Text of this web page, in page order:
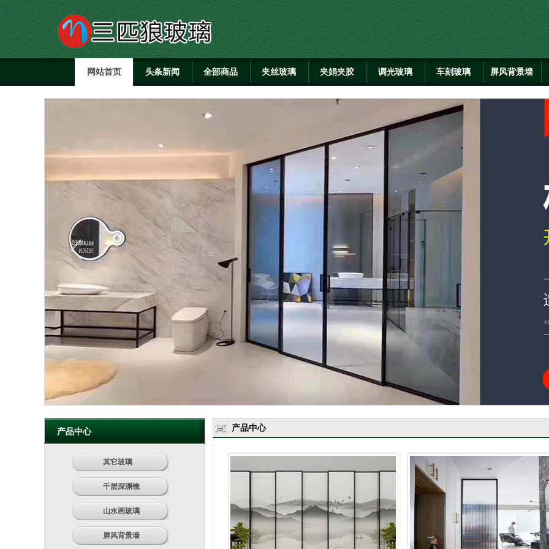
网站首页 头条新闻 全部商品 夹丝玻璃 夹娟夹胶 调光玻璃 车刻玻璃 屏风背景墙
产品中心
其它玻璃
千层深渊镜
山水画玻璃
屏风背景墙
产品中心